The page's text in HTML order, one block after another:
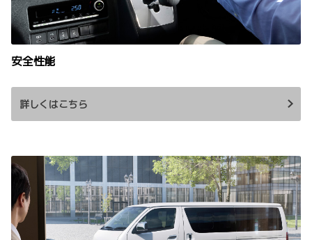
安全性能
詳しくはこちら